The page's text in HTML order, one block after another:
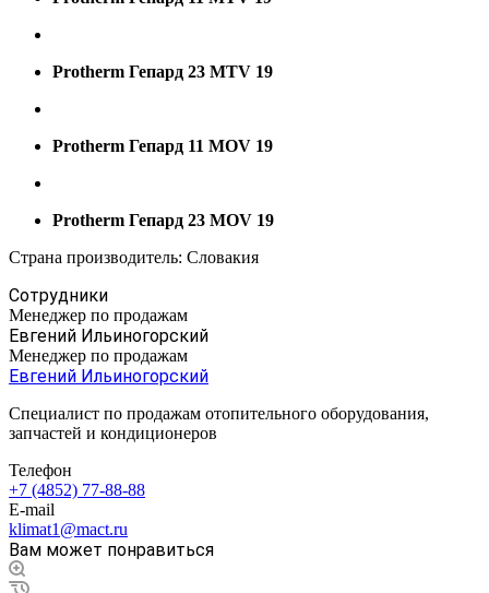
Protherm Гепард 23 MTV 19
Protherm Гепард 11 MOV 19
Protherm Гепард 23 MOV 19
Страна производитель: Словакия
Сотрудники
Менеджер по продажам
Евгений Ильиногорский
Менеджер по продажам
Евгений Ильиногорский
Специалист по продажам отопительного оборудования,
запчастей и кондиционеров
Телефон
+7 (4852) 77-88-88
E-mail
klimat1@mact.ru
Вам может понравиться